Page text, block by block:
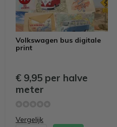
Volkswagen bus digitale
print
€ 9,95 per halve
meter
Vergelijk